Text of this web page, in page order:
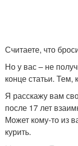
Считаете, что
Но у вас – не
конце статьи. Тем,
Я расскажу вам
после 17 лет
Может кому-то из
курить.